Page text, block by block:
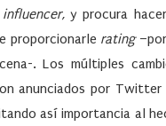
influencer,y procura
proporcionarle rating–por
. Los múltiples
anunciados por Twitter
así importancia al